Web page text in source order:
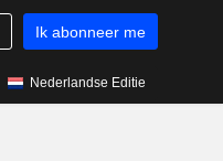
Ik abonneer me
Nederlandse Editie